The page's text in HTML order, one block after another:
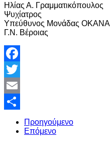
Ηλίας Α. Γραμματικόπουλος
Ψυχίατρος
Υπεύθυνος Μονάδας ΟΚΑΝΑ
Γ.Ν. Βέροιας
Facebook
Twitter
Email
Share
Προηγούμενο
Επόμενο